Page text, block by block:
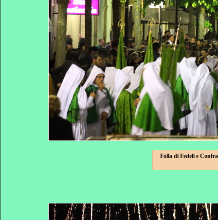
Folla di Fedeli e